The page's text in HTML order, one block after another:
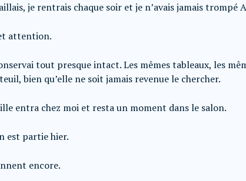
je rentrais chaque soir et je n’avais jamais trompé
attention.
tout presque intact. Les mêmes tableaux, les
bien qu’elle ne soit jamais revenue le chercher.
entra chez moi et resta un moment dans le salon.
est partie hier.
encore.